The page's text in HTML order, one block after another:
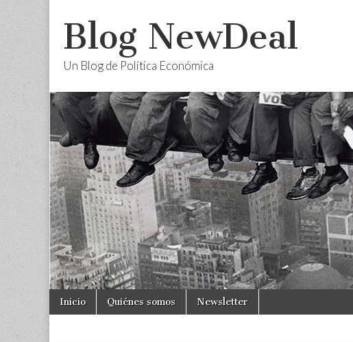
Blog NewDeal
Un Blog de Política Económica
Main
menu
Skip
Inicio Quiénes somos Newsletter